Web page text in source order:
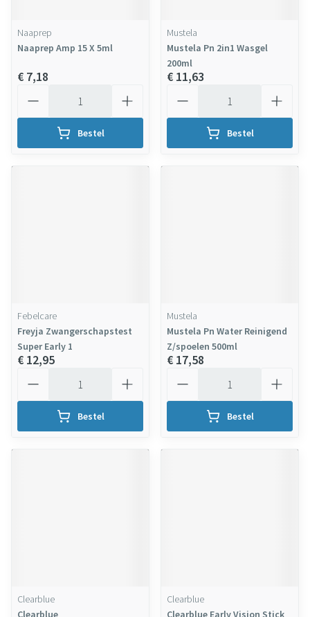
Naaprep
Naaprep Amp 15 X 5ml
€ 7,18
Bestel
Mustela
Mustela Pn 2in1 Wasgel
200ml
€ 11,63
Bestel
Febelcare
Freyja Zwangerschapstest
Super Early 1
€ 12,95
Bestel
Mustela
Mustela Pn Water Reinigend
Z/spoelen 500ml
€ 17,58
Bestel
Clearblue
Clearblue
Clearblue
Clearblue Early Vision Stick